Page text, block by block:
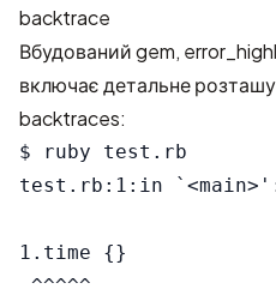
backtrace
Вбудований gem,
включає детальне
backtraces:
$ ruby test.rb
test.rb:1:in
1.time {}
^^^^^